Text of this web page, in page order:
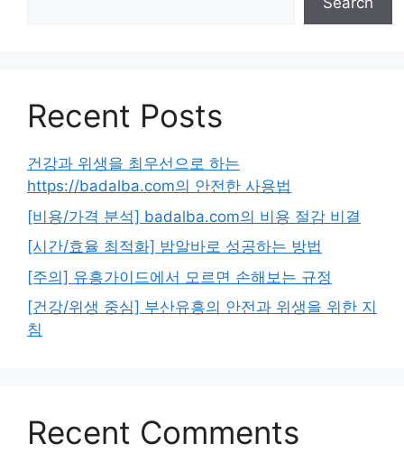
Recent Posts
건강과 위생을 최우선으로 하는
https://badalba.com의 안전한 사용법
[비용/가격 분석] badalba.com의 비용 절감 비결
[시간/효율 최적화] 밤알바로 성공하는 방법
[주의] 유흥가이드에서 모르면 손해보는 규정
[건강/위생 중심] 부산유흥의 안전과 위생을 위한 지
침
Recent Comments